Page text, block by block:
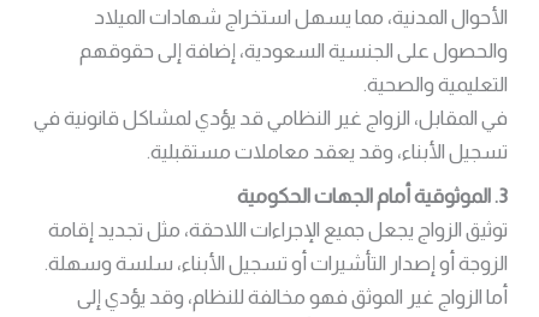
الأحوال المدنية، مما يسهل استخراج شهادات الميلاد
والحصول على الجنسية السعودية، إضافة إلى حقوقهم
التعليمية والصحية.
في المقابل، الزواج غير النظامي قد يؤدي لمشاكل قانونية في
تسجيل الأبناء، وقد يعقد معاملات مستقبلية.
3. الموثوقية أمام الجهات الحكومية
توثيق الزواج يجعل جميع الإجراءات اللاحقة، مثل تجديد إقامة
الزوجة أو إصدار التأشيرات أو تسجيل الأبناء، سلسة وسهلة.
أما الزواج غير الموثق فهو مخالفة للنظام، وقد يؤدي إلى